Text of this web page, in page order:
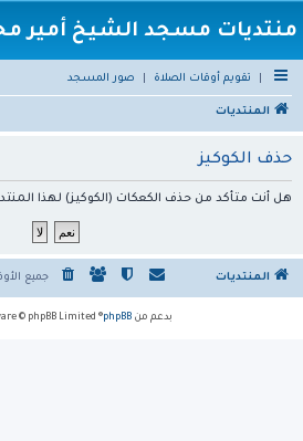
منتديات مسجد الشيخ أمير
تقويم أوقات الصلاة صور المسجد
المنتديات
حذف الكوكيز
هل أنت متأكد من حذف الكعكات (الكوكيز) لهذا
المنتديات جميع
بدعم من phpBB
® Forum Software © phpBB Limited